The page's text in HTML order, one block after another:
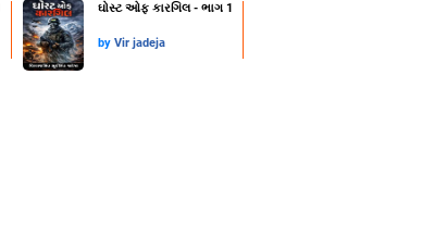
ઘોસ્ટ ઓફ કારગિલ - ભાગ 1
by Vir jadeja